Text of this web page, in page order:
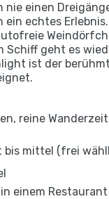
einen
ein echtes
Schiff geht es
ist der
reine
mittel (frei
in einem